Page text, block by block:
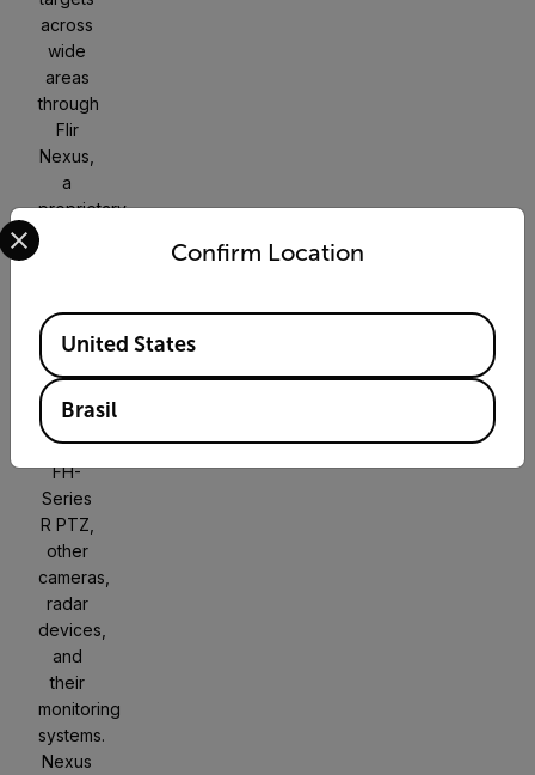
across
wide
areas
through
Flir
Nexus,
a
proprietary
communication
helps
bridge
between
the
FH-
Series
R PTZ,
other
cameras,
radar
devices,
and
their
monitoring
systems.
Nexus
Confirm Location
Select your preferred country and language from the
Available Locations
United States
Brasil